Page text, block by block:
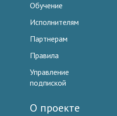
Обучение
Исполнителям
Партнерам
Правила
Управление
подпиской
О проекте